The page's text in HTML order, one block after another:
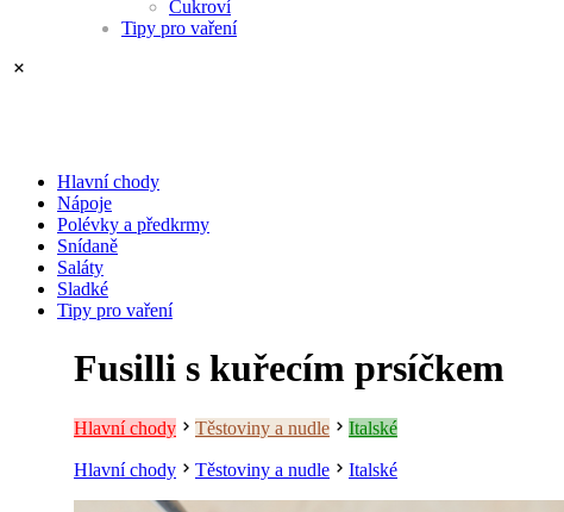
Cukroví
Tipy pro vaření
Hlavní chody
Nápoje
Polévky a předkrmy
Snídaně
Saláty
Sladké
Tipy pro vaření
Fusilli s kuřecím prsíčkem
Hlavní chody Těstoviny a nudle Italské
Hlavní chody Těstoviny a nudle Italské